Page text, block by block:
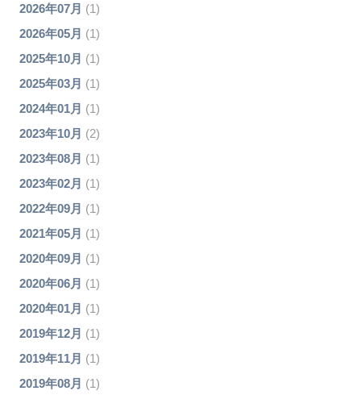
2026年07月 (1)
2026年05月 (1)
2025年10月 (1)
2025年03月 (1)
2024年01月 (1)
2023年10月 (2)
2023年08月 (1)
2023年02月 (1)
2022年09月 (1)
2021年05月 (1)
2020年09月 (1)
2020年06月 (1)
2020年01月 (1)
2019年12月 (1)
2019年11月 (1)
2019年08月 (1)